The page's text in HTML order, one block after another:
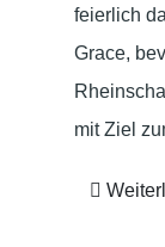
feierlich
Grace,
mit Ziel